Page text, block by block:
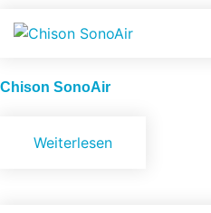
Chison SonoAir
Weiterlesen